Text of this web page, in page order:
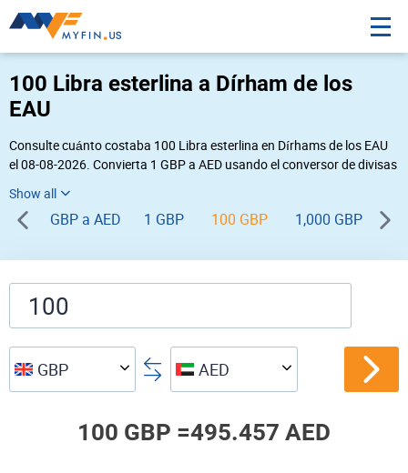
100 Libra esterlina a Dírham de los
EAU
Consulte cuánto costaba 100 Libra esterlina en Dírhams de los EAU
el 08-08-2026. Convierta 1 GBP a AED usando el conversor de divisas
AED GBP ».
GBP a AED 1 GBP 100 GBP 1,000 GBP
GBP AED
100 GBP =495.457 AED